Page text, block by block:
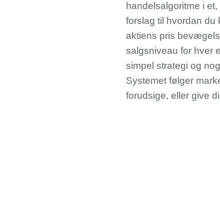
handelsalgoritme i
forslag til hvordan du
aktiens pris
salgsniveau for hver
simpel strategi og
Systemet følger
forudsige, eller give